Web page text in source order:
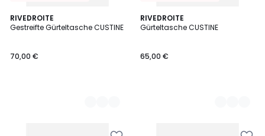
RIVEDROITE
Gestreifte Gürteltasche CUSTINE
70,00 €
2
Farben
RIVEDROITE
Gürteltasche CUSTINE
65,00 €
2
Farben